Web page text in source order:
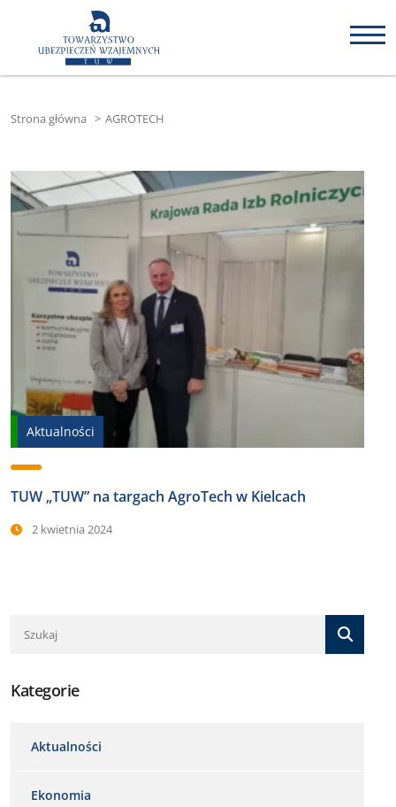
Strona główna > AGROTECH
Aktualności
TUW „TUW” na targach AgroTech w Kielcach
2 kwietnia 2024
Kategorie
Aktualności
Ekonomia